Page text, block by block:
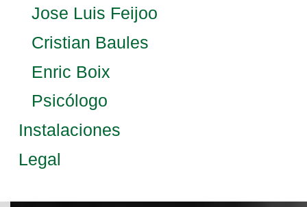
Jose Luis Feijoo
Cristian Baules
Enric Boix
Psicólogo
Instalaciones
Legal